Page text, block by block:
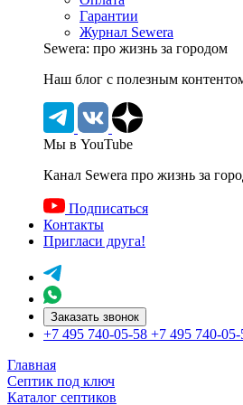
Гарантии
Журнал Sewera
Sewera: про жизнь за городом
Наш блог c полезным
Мы в YouTube
Канал Sewera про жизнь за
Подписаться
Контакты
Пригласи друга!
Заказать звонок
+7 495 740-05-58 +7 495 740-05-
Главная
Септик под ключ
Каталог септиков